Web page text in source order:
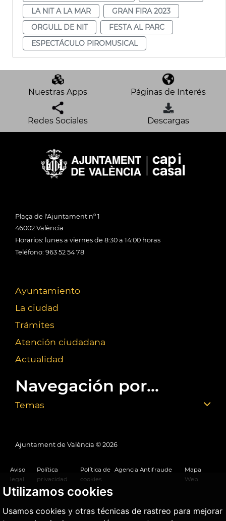
Utilizamos cookies
Usamos cookies y otras técnicas de rastreo para mejorar
LA NIT A LA MAR
GRAN FIRA 2023
ORGULL DE NIT
FESTA AL PARC
ESPECTÁCULO PIROMUSICAL
Nuestras Apps Páginas de Interés
Redes Sociales Descargas
Plaça de l'Ajuntament nº 1
46002 València
Horarios: lunes a viernes de 8:30 a 14:00 horas
Teléfono: 963 52 54 78
Ayuntamiento
La ciudad
Trámites
Atención ciudadana
Actualidad
Navegación por...
Temas
Ajuntament de València © 2026
Aviso
legal
Política
privacidad
Política de
cookies
Agencia Antifraude
Mapa
Web